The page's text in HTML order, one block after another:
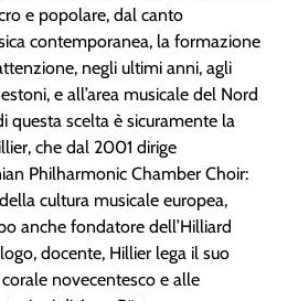
e popolare, dal canto
contemporanea, la formazione
negli ultimi anni, agli
e all’area musicale del Nord
questa scelta è sicuramente la
che dal 2001 dirige
Philharmonic Chamber Choir:
cultura musicale europea,
anche fondatore dell’Hilliard
docente, Hillier lega il suo
novecentesco e alle